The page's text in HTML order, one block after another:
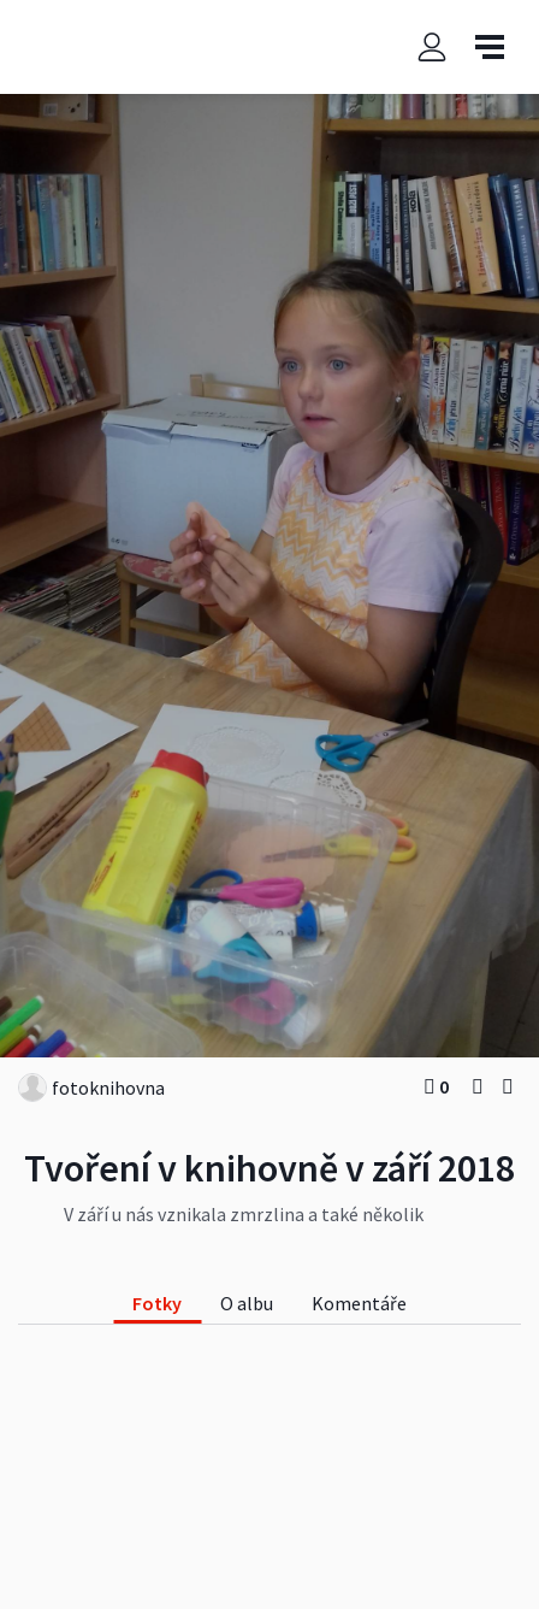
Tvoření v knihovně v září 2018
V září u nás vznikala zmrzlina a také několik
fotoknihovna 0
Fotky O albu Komentáře